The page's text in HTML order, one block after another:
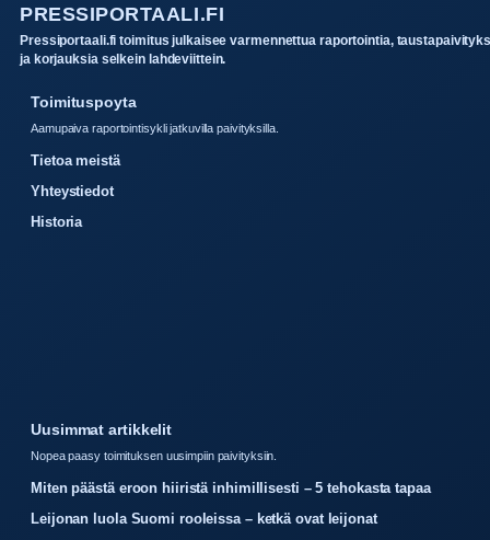
PRESSIPORTAALI.FI
Pressiportaali.fi toimitus julkaisee varmennettua raportointia,
ja korjauksia selkein lahdeviittein.
Toimituspoyta
Aamupaiva raportointisykli jatkuvilla paivityksilla.
Tietoa meistä
Yhteystiedot
Historia
Uusimmat artikkelit
Nopea paasy toimituksen uusimpiin paivityksiin.
Miten päästä eroon hiiristä inhimillisesti – 5 tehokasta tapaa
Leijonan luola Suomi rooleissa – ketkä ovat leijonat